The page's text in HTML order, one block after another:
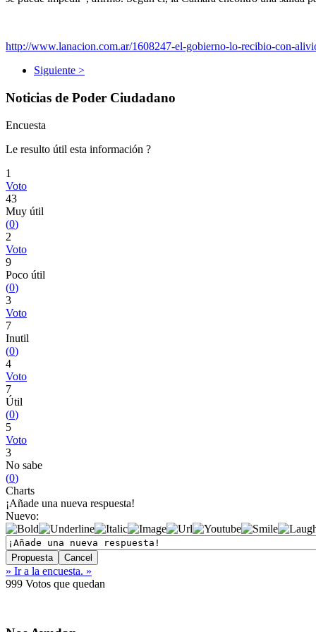
http://www.lanacion.com.ar/1608247-el-gobierno-lo-recibio-con-
Siguiente >
Noticias de Poder Ciudadano
Encuesta
Le resulto útil esta información ?
1
Voto
43
Muy útil
(0)
2
Voto
9
Poco útil
(0)
3
Voto
7
Inutil
(0)
4
Voto
7
Útil
(0)
5
Voto
3
No sabe
(0)
Charts
¡Añade una nueva respuesta!
Nuevo:
» Ir a la encuesta. »
999 Votos que quedan